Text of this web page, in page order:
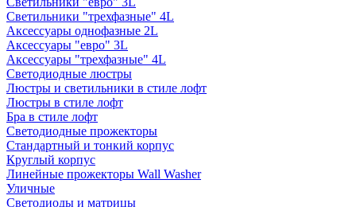
Светильники "трехфазные" 4L
Аксессуары однофазные 2L
Аксессуары "евро" 3L
Аксессуары "трехфазные" 4L
Светодиодные люстры
Люстры и светильники в стиле лофт
Люстры в стиле лофт
Бра в стиле лофт
Светодиодные прожекторы
Стандартный и тонкий корпус
Круглый корпус
Линейные прожекторы Wall Washer
Уличные
Светодиоды и матрицы